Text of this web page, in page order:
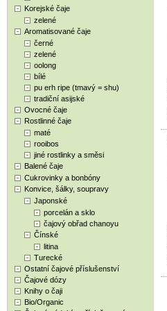
Korejské čaje
zelené
Aromatisované čaje
černé
zelené
oolong
bílé
pu erh ripe (tmavý = shu)
tradiční asijské
Ovocné čaje
Rostlinné čaje
maté
rooibos
jiné rostlinky a směsi
Balené čaje
Cukrovinky a bonbóny
Konvice, šálky, soupravy
Japonské
porcelán a sklo
čajový obřad chanoyu
Čínské
litina
Turecké
Ostatní čajové příslušenství
Čajové dózy
Knihy o čaji
Bio/Organic